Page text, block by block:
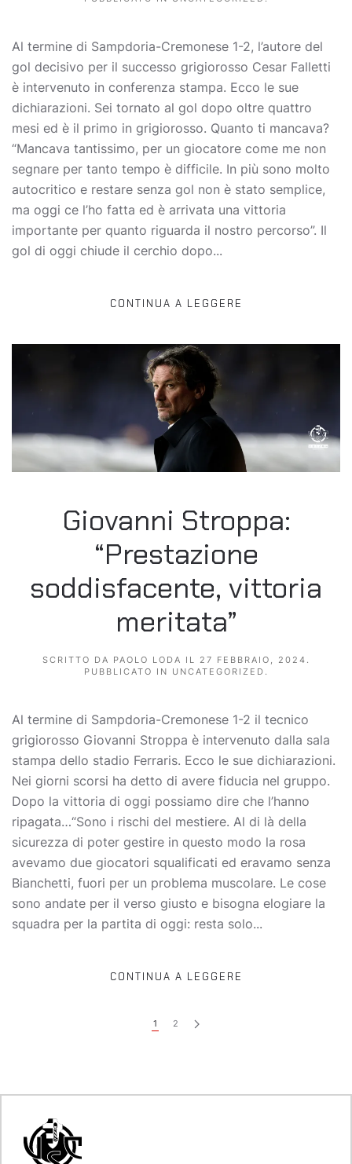
Al termine di Sampdoria-Cremonese 1-2, l’autore del
gol decisivo per il successo grigiorosso Cesar Falletti
è intervenuto in conferenza stampa. Ecco le sue
dichiarazioni. Sei tornato al gol dopo oltre quattro
mesi ed è il primo in grigiorosso. Quanto ti mancava?
“Mancava tantissimo, per un giocatore come me non
segnare per tanto tempo è difficile. In più sono molto
autocritico e restare senza gol non è stato semplice,
ma oggi ce l’ho fatta ed è arrivata una vittoria
importante per quanto riguarda il nostro percorso”. Il
gol di oggi chiude il cerchio dopo...
CONTINUA A LEGGERE
Giovanni Stroppa:
“Prestazione
soddisfacente, vittoria
meritata”
SCRITTO DA PAOLO LODA IL 27 FEBBRAIO, 2024 .
PUBBLICATO IN UNCATEGORIZED .
Al termine di Sampdoria-Cremonese 1-2 il tecnico
grigiorosso Giovanni Stroppa è intervenuto dalla sala
stampa dello stadio Ferraris. Ecco le sue dichiarazioni.
Nei giorni scorsi ha detto di avere fiducia nel gruppo.
Dopo la vittoria di oggi possiamo dire che l’hanno
ripagata…“Sono i rischi del mestiere. Al di là della
sicurezza di poter gestire in questo modo la rosa
avevamo due giocatori squalificati ed eravamo senza
Bianchetti, fuori per un problema muscolare. Le cose
sono andate per il verso giusto e bisogna elogiare la
squadra per la partita di oggi: resta solo...
CONTINUA A LEGGERE
1 2